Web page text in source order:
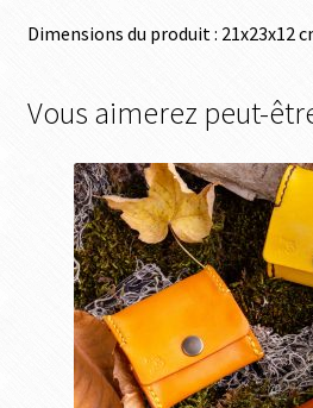
Dimensions du produit : 21x23x12
Vous aimerez peut-